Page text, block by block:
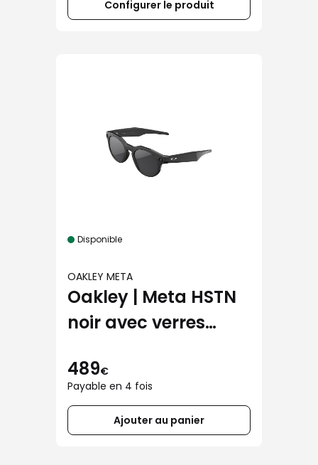
Configurer le produit
Disponible
OAKLEY META
Oakley | Meta HSTN
noir avec verres
polarisés
489€
Payable en 4 fois
Ajouter au panier